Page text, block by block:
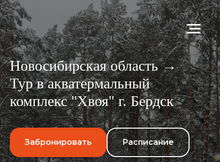
Новосибирская область →
Тур в акватермальный
комплекс "Хвоя" г. Бердск
Забронировать Расписание